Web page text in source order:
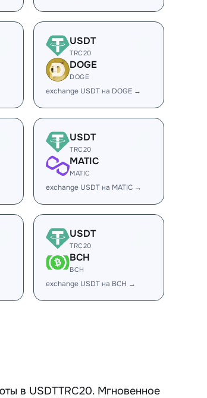
USDT
TRC20
DOGE
DOGE
exchange USDT на DOGE →
USDT
TRC20
MATIC
MATIC
exchange USDT на MATIC →
USDT
TRC20
BCH
BCH
exchange USDT на BCH →
в USDTTRC20. Мгновенное